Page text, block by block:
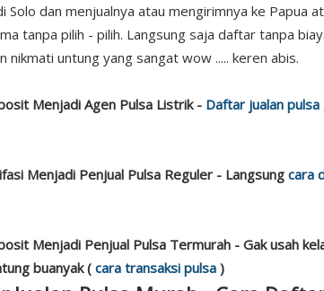
Solo dan menjualnya atau mengirimnya ke Papua
tanpa pilih - pilih. Langsung saja daftar tanpa
nikmati untung yang sangat wow ..... keren abis.
Menjadi Agen Pulsa Listrik - Daftar jualan pulsa
Menjadi Penjual Pulsa Reguler - Langsung cara
Menjadi Penjual Pulsa Termurah - Gak usah
buanyak ( cara transaksi pulsa )